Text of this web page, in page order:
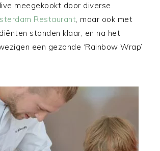
meegekookt door diverse
Restaurant, maar ook met
stonden klaar, en na het
een gezonde ‘Rainbow Wrap’